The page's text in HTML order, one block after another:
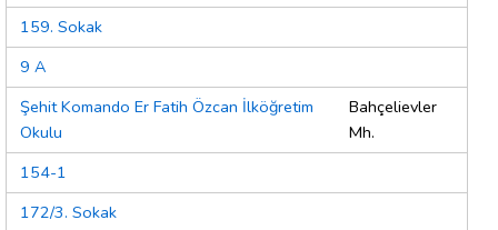
159. Sokak
9 A
Şehit Komando Er Fatih Özcan İlköğretim
Okulu
Bahçelievler
Mh.
154-1
172/3. Sokak